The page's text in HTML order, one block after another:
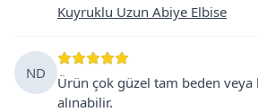
Kuyruklu Uzun Abiye Elbise
ND
Ürün çok güzel tam beden
alınabilir.